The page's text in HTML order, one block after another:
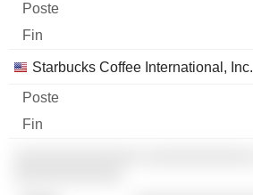
Starbucks Coffee International, Inc.